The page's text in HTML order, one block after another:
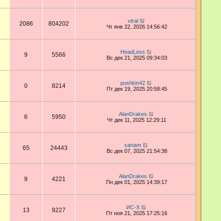
2086 804202
vtral
Чт янв 22, 2026 14:56:42
9 5566
HeadLess
Вс дек 21, 2025 09:34:03
0 8214
pushkin42
Пт дек 19, 2025 20:58:45
6 5950
AlanDrakes
Чт дек 11, 2025 12:29:11
65 24443
sartam
Вс дек 07, 2025 21:54:38
9 4221
AlanDrakes
Пн дек 01, 2025 14:39:17
13 9227
ИС-Х
Пт ноя 21, 2025 17:25:16